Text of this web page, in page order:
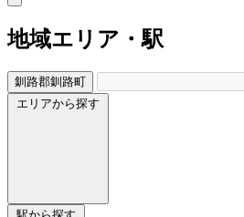
地域エリア・駅
釧路郡釧路町
エリアから探す